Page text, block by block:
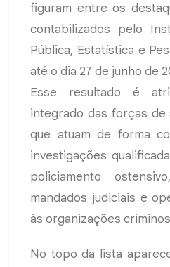
figuram entre os
contabilizados pelo
Pública, Estatística e
até o dia 27 de junho de
Esse resultado é
integrado das forças de
que atuam de forma
investigações
policiamento
mandados judiciais e
às organizações
No topo da lista